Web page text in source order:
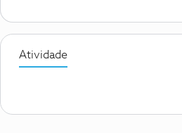
Atividade